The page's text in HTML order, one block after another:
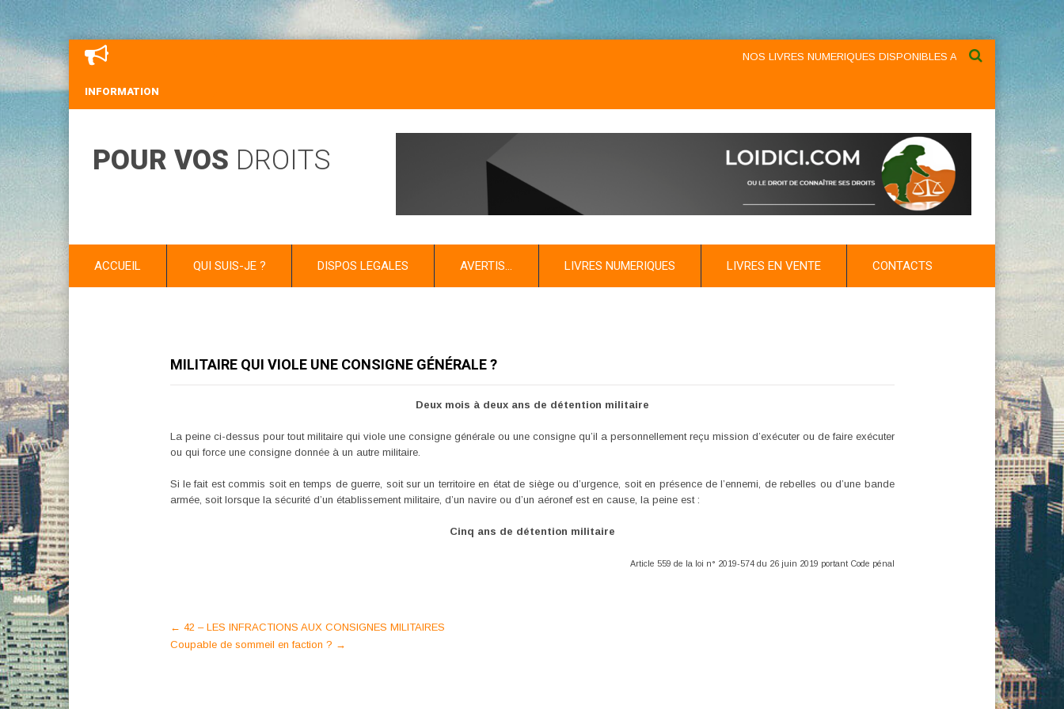
INFORMATION
NOS LIVRES NUMERIQUES DISPONIBLES AU NIVEAU DU MENU
POUR VOS DROITS
ACCUEIL QUI SUIS-JE ? DISPOS LEGALES AVERTIS… LIVRES NUMERIQUES LIVRES EN VENTE CONTACTS
MILITAIRE QUI VIOLE UNE CONSIGNE GÉNÉRALE ?
Deux mois à deux ans de détention militaire
La peine ci-dessus pour tout militaire qui viole une consigne générale ou une consigne qu’il a personnellement reçu mission d’exécuter ou de faire exécuter
ou qui force une consigne donnée à un autre militaire.
Si le fait est commis soit en temps de guerre, soit sur un territoire en état de siège ou d’urgence, soit en présence de l’ennemi, de rebelles ou d’une bande
armée, soit lorsque la sécurité d’un établissement militaire, d’un navire ou d’un aéronef est en cause, la peine est :
Cinq ans de détention militaire
Article 559 de la loi n° 2019-574 du 26 juin 2019 portant Code pénal
Post
navigation
← 42 – LES INFRACTIONS AUX CONSIGNES MILITAIRES
Coupable de sommeil en faction ? →